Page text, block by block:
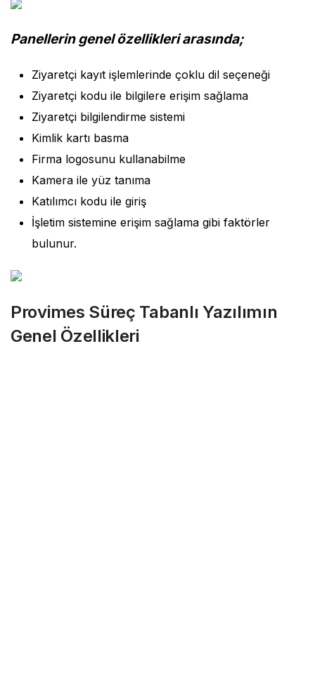
Panellerin genel özellikleri arasında;
Ziyaretçi kayıt işlemlerinde çoklu dil seçeneği
Ziyaretçi kodu ile bilgilere erişim sağlama
Ziyaretçi bilgilendirme sistemi
Kimlik kartı basma
Firma logosunu kullanabilme
Kamera ile yüz tanıma
Katılımcı kodu ile giriş
İşletim sistemine erişim sağlama gibi faktörler
bulunur.
Provimes Süreç Tabanlı Yazılımın
Genel Özellikleri